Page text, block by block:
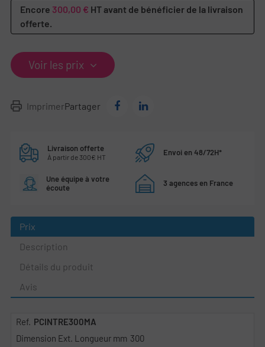
Encore 300,00 € HT avant de bénéficier de la livraison
offerte.
Voir les prix
ImprimerPartager
Livraison offerte
À partir de 300€ HT Envoi en 48/72H*
Une équipe à votre
écoute
3 agences en France
Prix
Description
Détails du produit
Avis
PCINTRE300MA
300